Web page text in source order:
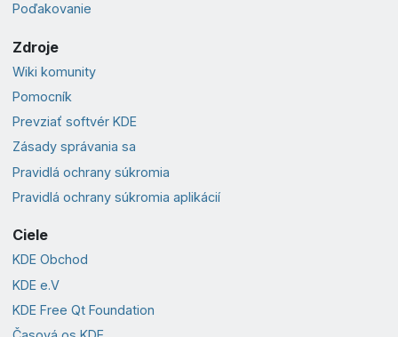
Poďakovanie
Zdroje
Wiki komunity
Pomocník
Prevziať softvér KDE
Zásady správania sa
Pravidlá ochrany súkromia
Pravidlá ochrany súkromia aplikácií
Ciele
KDE Obchod
KDE e.V
KDE Free Qt Foundation